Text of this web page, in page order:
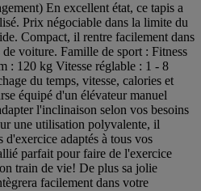
En excellent état, ce tapis a
Prix négociable dans la limite du
Compact, il rentre facilement dans
de voiture. Famille de sport : Fitness
: 120 kg Vitesse réglable : 1 - 8
du temps, vitesse, calories et
équipé d'un élévateur manuel
l'inclinaison selon vos besoins
une utilisation polyvalente, il
d'exercice adaptés à tous vos
parfait pour faire de l'exercice
train de vie! De plus sa jolie
facilement dans votre